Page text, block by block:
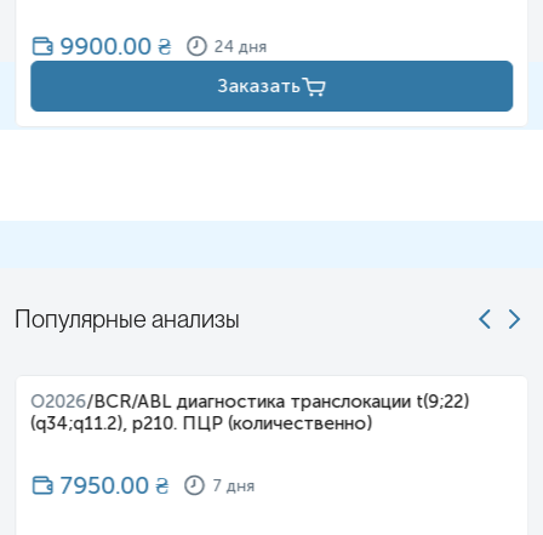
9900.00₴ 24 дня
Заказать
Популярные анализы
O2026/BCR/ABL диагностика транслокации t(9;22)
(q34;q11.2), p210. ПЦР (количественно)
7950.00₴ 7 дня